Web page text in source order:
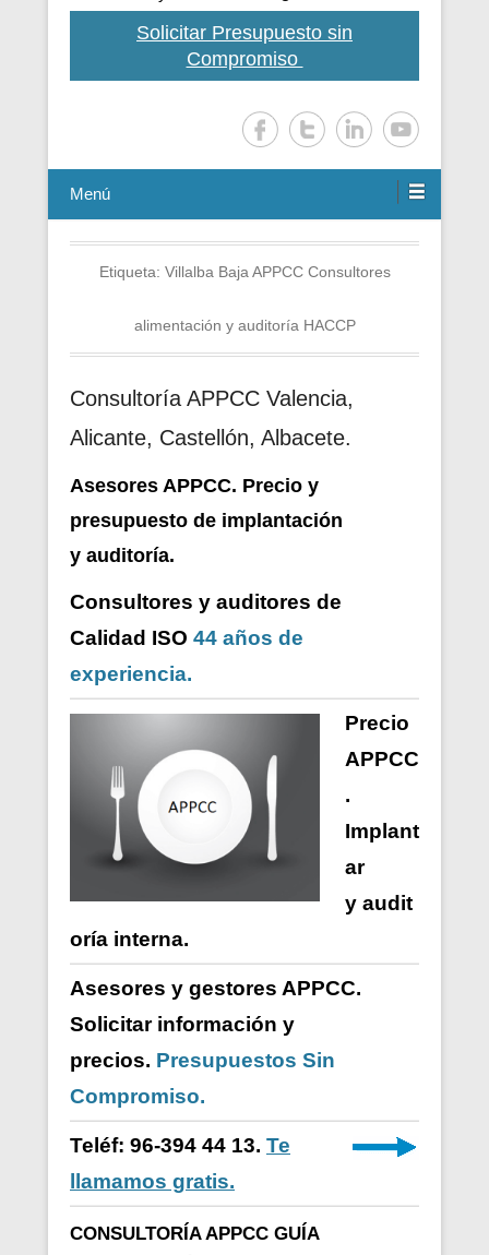
Solicitar Presupuesto sin
Compromiso
Menú
Etiqueta: Villalba Baja APPCC Consultores
alimentación y auditoría HACCP
Consultoría APPCC Valencia,
Alicante, Castellón, Albacete.
Asesores APPCC. Precio y
presupuesto de implantación
y auditoría.
Consultores y auditores de
Calidad ISO 44 años de
experiencia.
Precio
APPCC
.
Implant
ar
y audit
oría interna.
Asesores y gestores APPCC.
Solicitar información y
precios. Presupuestos Sin
Compromiso.
Teléf: 96-394 44 13. Te
llamamos gratis.
CONSULTORÍA APPCC GUÍA